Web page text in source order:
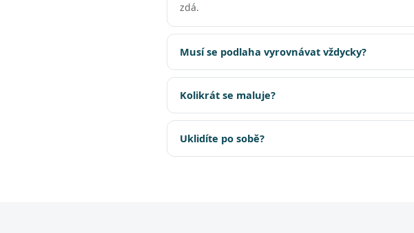
zdá.
Musí se podlaha vyrovnávat vždycky?
Kolikrát se maluje?
Uklidíte po sobě?